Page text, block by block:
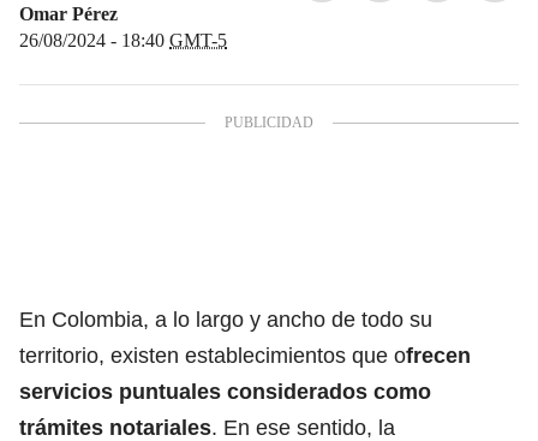
Omar Pérez
26/08/2024 - 18:40 GMT-5
En Colombia, a lo largo y ancho de todo su
territorio, existen establecimientos que ofrecen
servicios puntuales considerados como
trámites notariales. En ese sentido, la